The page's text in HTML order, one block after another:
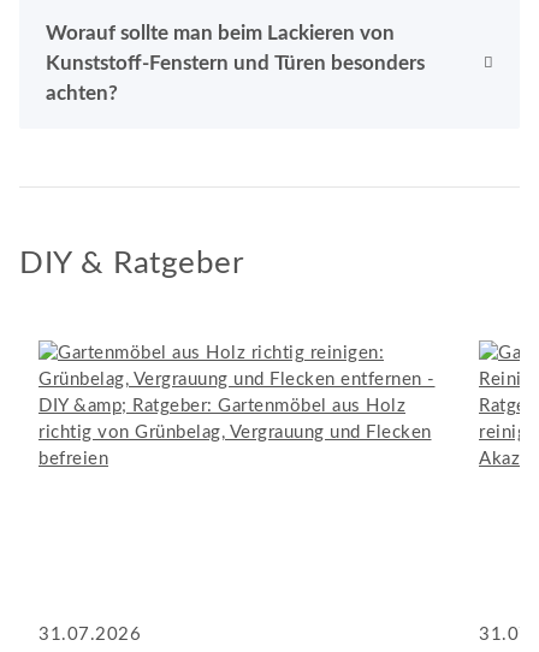
Worauf sollte man beim Lackieren von
Kunststoff-Fenstern und Türen besonders
achten?
DIY & Ratgeber
31.07.2026